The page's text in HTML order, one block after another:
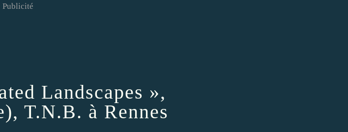
Publicité
Landscapes »,
T.N.B. à Rennes